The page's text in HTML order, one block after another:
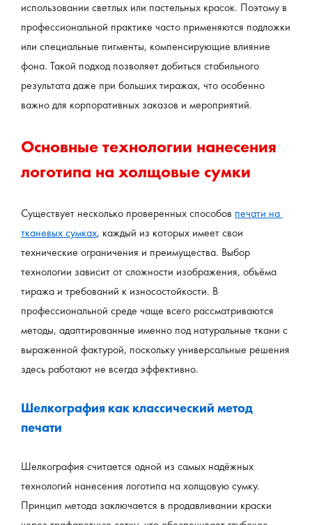
использовании светлых или пастельных красок. Поэтому в
профессиональной практике часто применяются подложки
или специальные пигменты, компенсирующие влияние
фона. Такой подход позволяет добиться стабильного
результата даже при больших тиражах, что особенно
важно для корпоративных заказов и мероприятий.
Основные технологии нанесения
логотипа на холщовые сумки
Существует несколько проверенных способов печати на
тканевых сумках, каждый из которых имеет свои
технические ограничения и преимущества. Выбор
технологии зависит от сложности изображения, объёма
тиража и требований к износостойкости. В
профессиональной среде чаще всего рассматриваются
методы, адаптированные именно под натуральные ткани с
выраженной фактурой, поскольку универсальные решения
здесь работают не всегда эффективно.
Шелкография как классический метод
печати
Шелкография считается одной из самых надёжных
технологий нанесения логотипа на холщовую сумку.
Принцип метода заключается в продавливании краски